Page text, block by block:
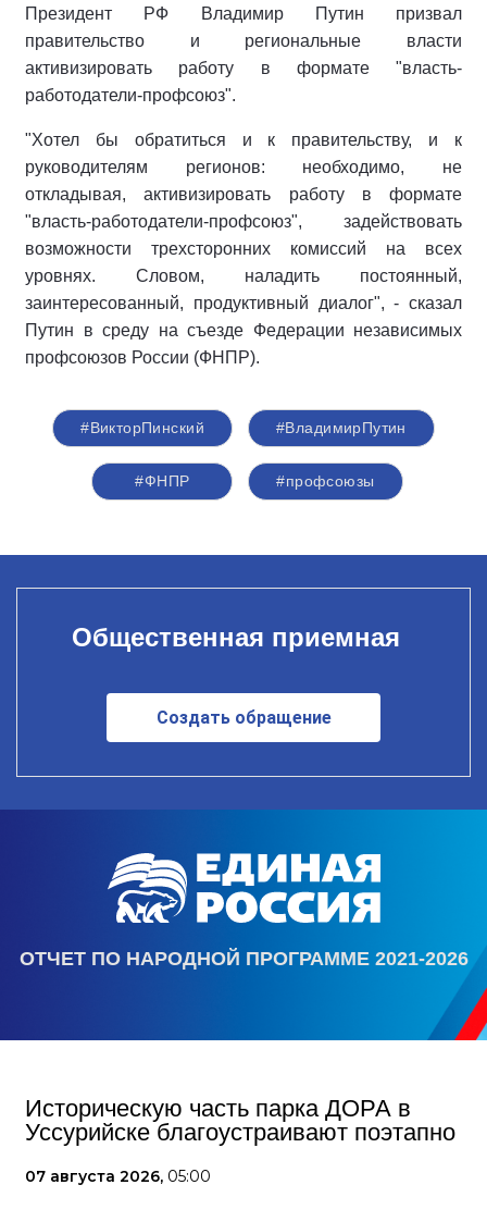
Президент РФ Владимир Путин призвал
правительство и региональные власти
активизировать работу в формате "власть-
работодатели-профсоюз".
"Хотел бы обратиться и к правительству, и к
руководителям регионов: необходимо, не
откладывая, активизировать работу в формате
"власть-работодатели-профсоюз", задействовать
возможности трехсторонних комиссий на всех
уровнях. Словом, наладить постоянный,
заинтересованный, продуктивный диалог", - сказал
Путин в среду на съезде Федерации независимых
профсоюзов России (ФНПР).
#ВикторПинский #ВладимирПутин
#ФНПР #профсоюзы
Общественная приемная
Создать обращение
ОТЧЕТ ПО НАРОДНОЙ ПРОГРАММЕ 2021-2026
Историческую часть парка ДОРА в
Уссурийске благоустраивают поэтапно
07 августа 2026, 05:00